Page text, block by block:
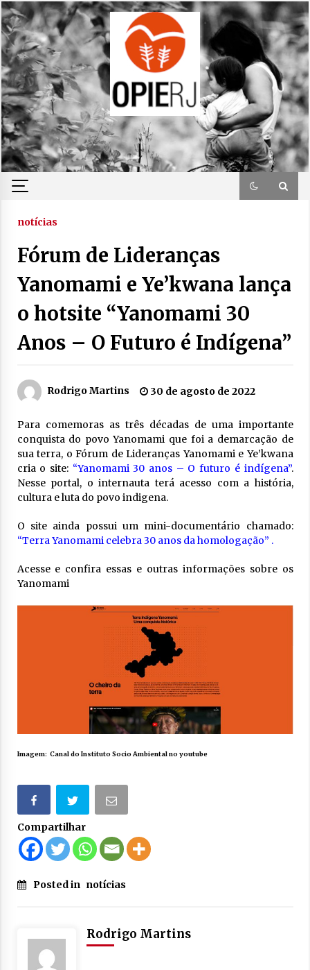
Skip
to
content
notícias
Fórum de Lideranças
Yanomami e Ye’kwana lança
o hotsite “Yanomami 30
Anos – O Futuro é Indígena”
Rodrigo Martins 30 de agosto de 2022
Para comemoras as três décadas de uma importante
conquista do povo Yanomami que foi a demarcação de
sua terra, o Fórum de Lideranças Yanomami e Ye’kwana
cria o site: “Yanomami 30 anos – O futuro é indígena”.
Nesse portal, o internauta terá acesso com a história,
cultura e luta do povo indigena.
O site ainda possui um mini-documentário chamado:
“Terra Yanomami celebra 30 anos da homologação” .
Acesse e confira essas e outras informações sobre os
Yanomami
Imagem: Canal do Instituto Socio Ambiental no youtube
Compartilhar
Posted in notícias
Rodrigo Martins